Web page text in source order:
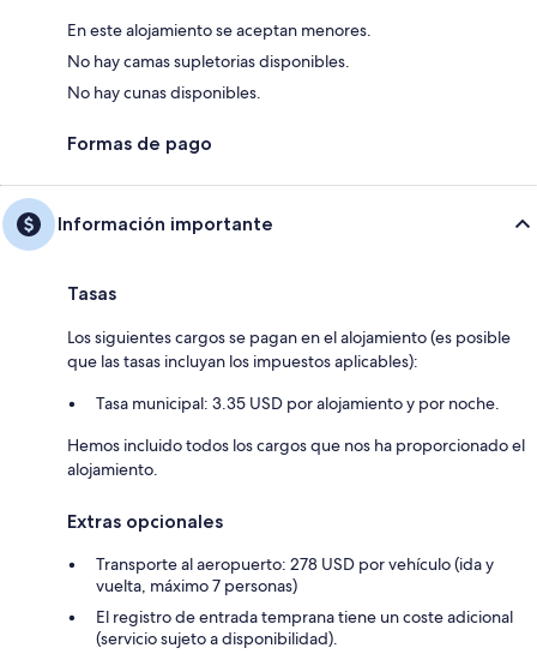
En este alojamiento se aceptan menores.
No hay camas supletorias disponibles.
No hay cunas disponibles.
Formas de pago
Información importante
Tasas
Los siguientes cargos se pagan en el alojamiento (es posible
que las tasas incluyan los impuestos aplicables):
Tasa municipal: 3.35 USD por alojamiento y por noche.
Hemos incluido todos los cargos que nos ha proporcionado el
alojamiento.
Extras opcionales
Transporte al aeropuerto: 278 USD por vehículo (ida y
vuelta, máximo 7 personas)
El registro de entrada temprana tiene un coste adicional
(servicio sujeto a disponibilidad).